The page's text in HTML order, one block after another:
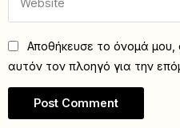
Αποθήκευσε το όνομά μου,
αυτόν τον πλοηγό για την